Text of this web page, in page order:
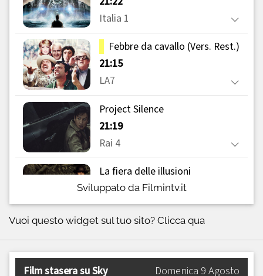
Sviluppato da Filmintv.it
Vuoi questo widget sul tuo sito? Clicca qua